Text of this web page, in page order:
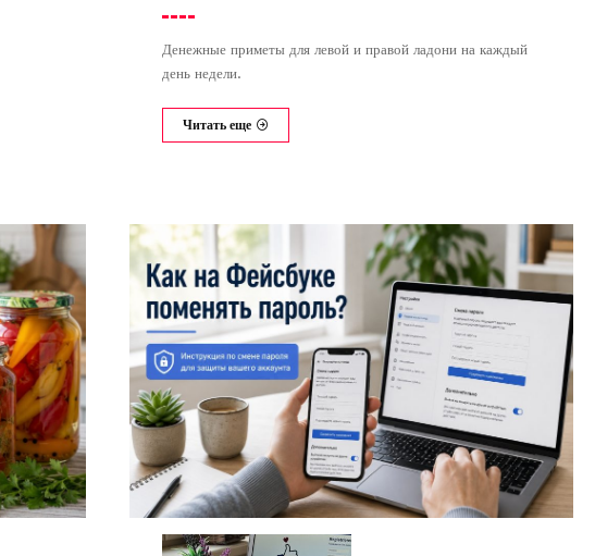
Денежные приметы для левой и правой ладони на каждый
день недели.
Читать еще